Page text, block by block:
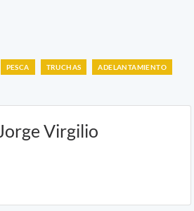
PESCA TRUCHAS ADELANTAMIENTO
Jorge Virgilio